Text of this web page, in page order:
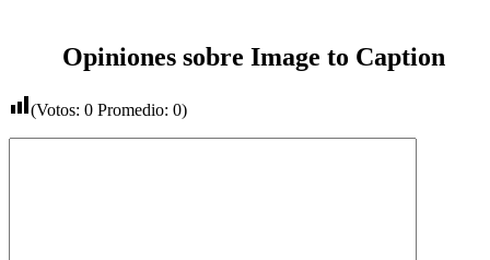
Opiniones sobre Image to Caption
(Votos: 0 Promedio: 0)